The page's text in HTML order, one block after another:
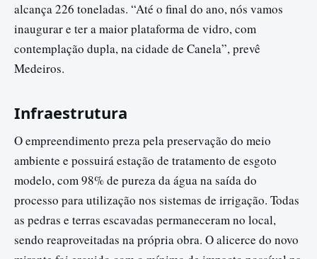
alcança 226 toneladas. “Até o final do ano, nós vamos
inaugurar e ter a maior plataforma de vidro, com
contemplação dupla, na cidade de Canela”, prevê
Medeiros.
Infraestrutura
O empreendimento preza pela preservação do meio
ambiente e possuirá estação de tratamento de esgoto
modelo, com 98% de pureza da água na saída do
processo para utilização nos sistemas de irrigação. Todas
as pedras e terras escavadas permaneceram no local,
sendo reaproveitadas na própria obra. O alicerce do novo